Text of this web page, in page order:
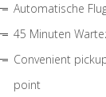
Automatische
45 Minuten
Convenient
point